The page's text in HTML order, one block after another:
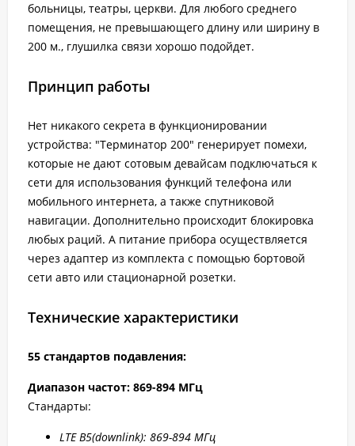
больницы, театры, церкви. Для любого среднего
помещения, не превышающего длину или ширину в
200 м., глушилка связи хорошо подойдет.
Принцип работы
Нет никакого секрета в функционировании
устройства: "Терминатор 200" генерирует помехи,
которые не дают сотовым девайсам подключаться к
сети для использования функций телефона или
мобильного интернета, а также спутниковой
навигации. Дополнительно происходит блокировка
любых раций. А питание прибора осуществляется
через адаптер из комплекта с помощью бортовой
сети авто или стационарной розетки.
Технические характеристики
55 стандартов подавления:
Диапазон частот: 869-894 МГц
Стандарты:
LTE B5(downlink): 869-894 МГц